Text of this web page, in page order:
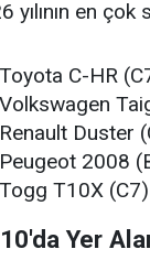
yılının en
Toyota C-HR
Volkswagen
Renault Duster
Peugeot 2008
Togg T10X
Yer